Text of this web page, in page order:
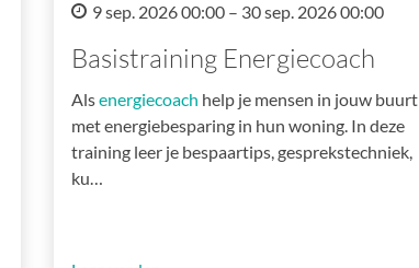
9 sep. 2026 00:00 – 30 sep. 2026 00:00
Basistraining Energiecoach
Alsenergiecoach help je mensen in jouw buurt
met energiebesparing in hun woning. In deze
training leer je bespaartips, gesprekstechniek,
ku…